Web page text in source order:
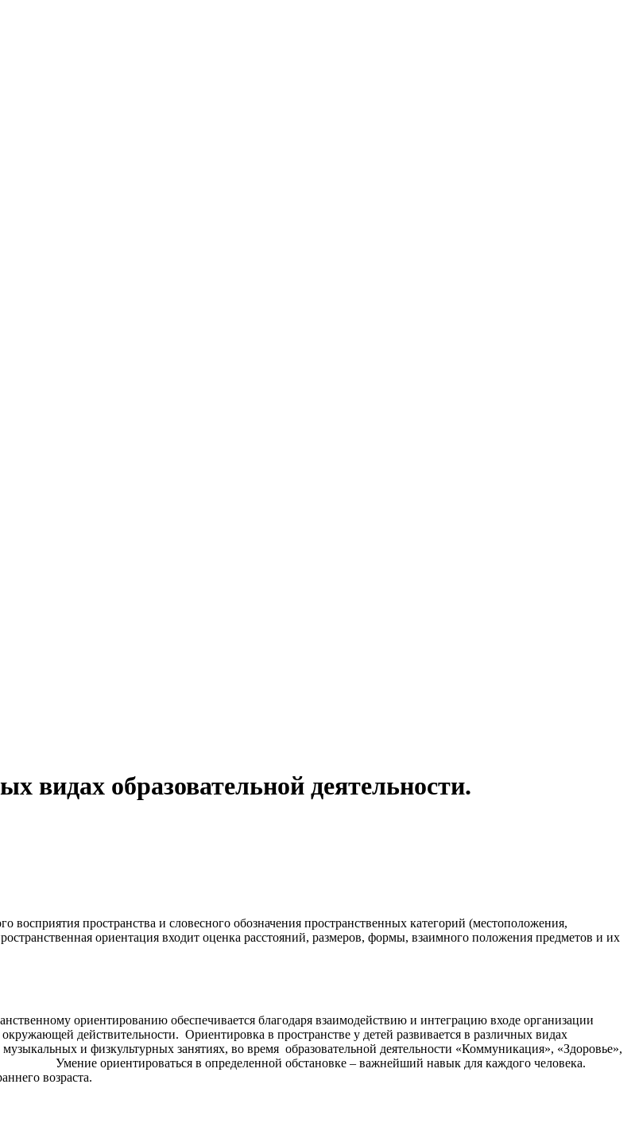
видах образовательной деятельности.
восприятия пространства и словесного обозначения пространственных категорий (местоположения,
ориентация входит оценка расстояний, размеров, формы, взаимного положения предметов и их
ориентированию обеспечивается благодаря взаимодействию и интеграцию входе организации
действительности. Ориентировка в пространстве у детей развивается в различных видах
и физкультурных занятиях, во время образовательной деятельности «Коммуникация», «Здоровье»,
Умение ориентироваться в определенной обстановке – важнейший навык для каждого человека.
возраста.